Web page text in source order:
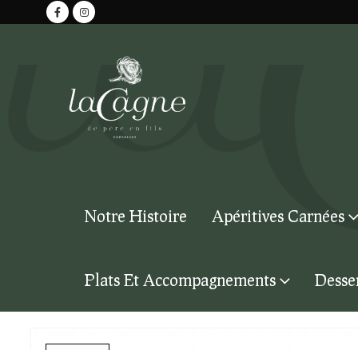
Notre Histoire Apéritives Carnées
Plats Et Accompagnements